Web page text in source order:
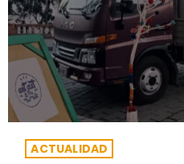
ACTUALIDAD